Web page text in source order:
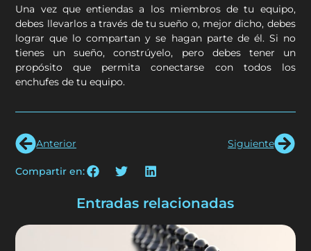
Una vez que entiendas a los miembros de tu equipo,
debes llevarlos a través de tu sueño o, mejor dicho, debes
lograr que lo compartan y se hagan parte de él. Si no
tienes un sueño, constrúyelo, pero debes tener un
propósito que permita conectarse con todos los
enchufes de tu equipo.
Anterior Siguiente
Compartir en:
Entradas relacionadas